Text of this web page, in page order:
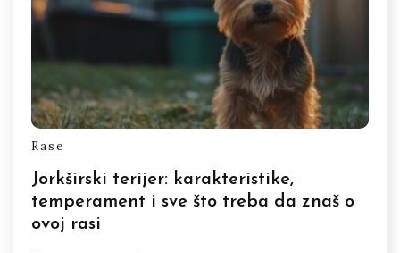
Rase
Jorkširski terijer: karakteristike,
temperament i sve što treba da znaš o
ovoj rasi